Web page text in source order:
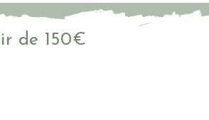
de 150€